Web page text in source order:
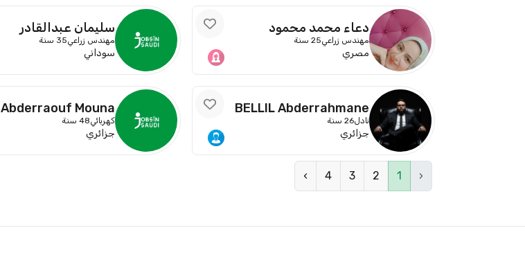
دعاء محمد محمود
مهندس زراعي25 سنة
مصري
سليمان عبدالقادر
مهندس زراعي35 سنة
سوداني
BELLIL Abderrahmane
Abdelkader
نادل26 سنة
جزائري
Abderraouf Mouna
كهربائي48 سنة
جزائري
‹
1
2
3
4
›